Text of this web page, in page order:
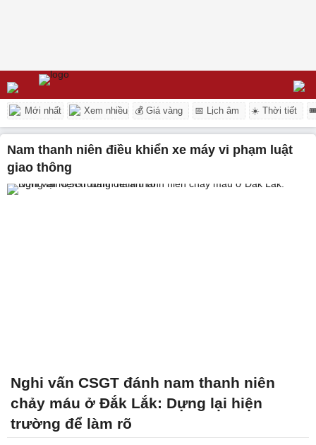
Mới nhất Xem nhiều 💰 Giá vàng 📅 Lịch âm ☀️ Thời tiết
nam thanh niên điều khiển xe máy vi phạm luật
giao thông
Nghi vấn CSGT đánh nam thanh niên
chảy máu ở Đắk Lắk: Dựng lại hiện
trường để làm rõ